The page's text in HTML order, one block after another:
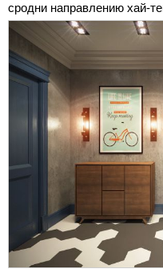
сродни направлению хай-